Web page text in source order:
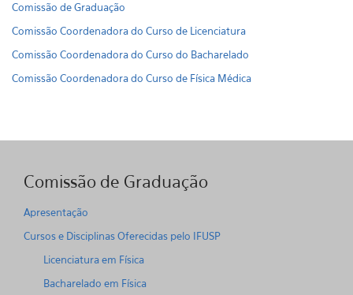
Comissão de Graduação
Comissão Coordenadora do Curso de Licenciatura
Comissão Coordenadora do Curso do Bacharelado
Comissão Coordenadora do Curso de Física Médica
Comissão de Graduação
Apresentação
Cursos e Disciplinas Oferecidas pelo IFUSP
Licenciatura em Física
Bacharelado em Física